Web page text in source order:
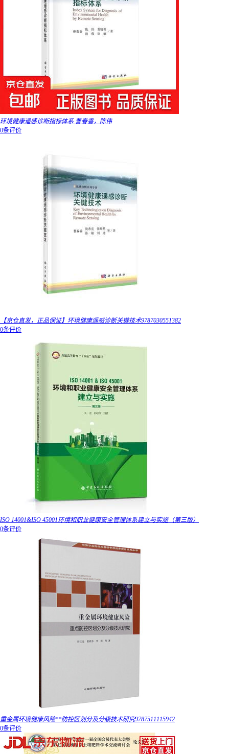
环境健康遥感诊断指标体系 曹春香，陈伟
0条评价
【京仓直发，正品保证】环境健康遥感诊断关键技术9787030551382
0条评价
ISO 14001&ISO 45001环境和职业健康安全管理体系建立与实施（第三版）
0条评价
重金属环境健康风险**防控区划分及分级技术研究9787511115942
0条评价